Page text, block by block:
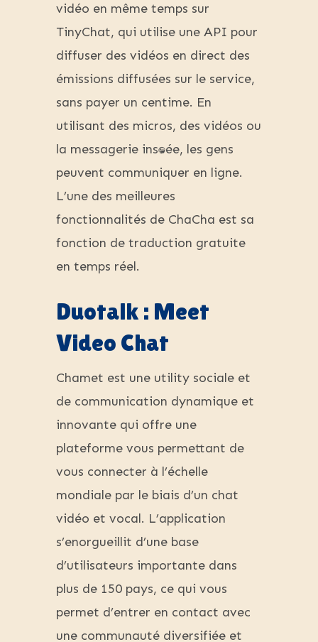
vidéo en même temps sur
TinyChat, qui utilise une API pour
diffuser des vidéos en direct des
émissions diffusées sur le service,
sans payer un centime. En
utilisant des micros, des vidéos ou
la messagerie instantanée, les gens
peuvent communiquer en ligne.
L’une des meilleures
fonctionnalités de ChaCha est sa
fonction de traduction gratuite
en temps réel.
Duotalk : Meet
Video Chat
Chamet est une utility sociale et
de communication dynamique et
innovante qui offre une
plateforme vous permettant de
vous connecter à l’échelle
mondiale par le biais d’un chat
vidéo et vocal. L’application
s’enorgueillit d’une base
d’utilisateurs importante dans
plus de 150 pays, ce qui vous
permet d’entrer en contact avec
une communauté diversifiée et